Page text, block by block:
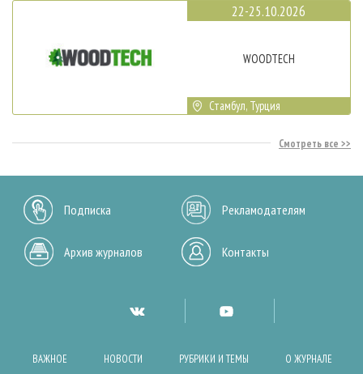
22-25.10.2026
WOODTECH
Стамбул, Турция
Смотреть все
Подписка Рекламодателям
Архив журналов Контакты
ВАЖНОЕ НОВОСТИ РУБРИКИ И ТЕМЫ О ЖУРНАЛЕ